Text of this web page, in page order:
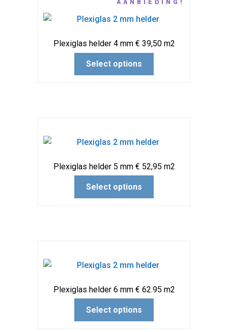
Plexiglas helder 4 mm € 39,50 m2
AANBIEDING!
Select options
Plexiglas helder 5 mm € 52,95 m2
Select options
Plexiglas helder 6 mm € 62.95 m2
Select options